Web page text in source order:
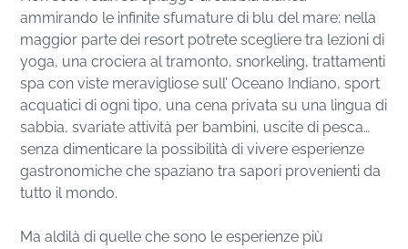
ammirando le infinite sfumature di blu del mare: nella
maggior parte dei resort potrete scegliere tra lezioni di
yoga, una crociera al tramonto, snorkeling, trattamenti
spa con viste meravigliose sull’ Oceano Indiano, sport
acquatici di ogni tipo, una cena privata su una lingua di
sabbia, svariate attività per bambini, uscite di pesca…
senza dimenticare la possibilità di vivere esperienze
gastronomiche che spaziano tra sapori provenienti da
tutto il mondo.
Ma aldilà di quelle che sono le esperienze più